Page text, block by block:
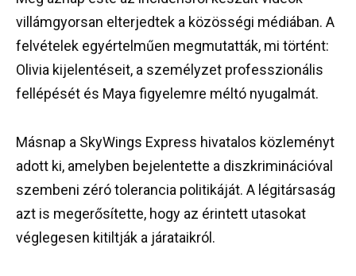
villámgyorsan elterjedtek a közösségi médiában. A
felvételek egyértelműen megmutatták, mi történt:
Olivia kijelentéseit, a személyzet professzionális
fellépését és Maya figyelemre méltó nyugalmát.
Másnap a SkyWings Express hivatalos közleményt
adott ki, amelyben bejelentette a diszkriminációval
szembeni zéró tolerancia politikáját. A légitársaság
azt is megerősítette, hogy az érintett utasokat
véglegesen kitiltják a járataikról.